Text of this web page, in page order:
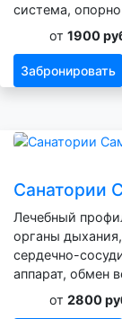
система,
от 1900
Забронировать
Санатории
Лечебный
органы
сердечно-
аппарат, обмен
от 2800